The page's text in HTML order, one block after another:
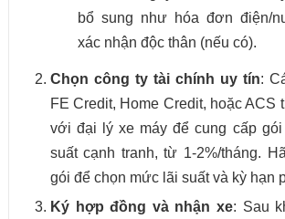
bổ sung như hóa đơn điện/
xác nhận độc thân (nếu có).
Chọn công ty tài chính uy tín:
FE Credit, Home Credit, hoặc ACS
với đại lý xe máy để cung cấp
suất cạnh tranh, từ 1-2%/tháng.
gói để chọn mức lãi suất và kỳ hạn
Ký hợp đồng và nhận xe: Sau